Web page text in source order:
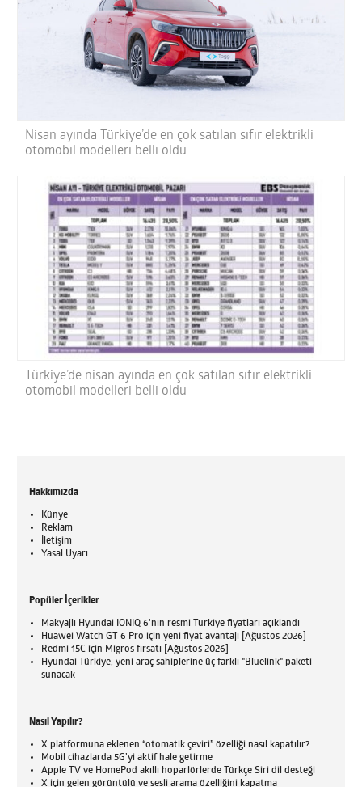
Nisan ayında Türkiye’de en çok satılan sıfır elektrikli
otomobil modelleri belli oldu
Türkiye’de nisan ayında en çok satılan sıfır elektrikli
otomobil modelleri belli oldu
Hakkımızda
Künye
Reklam
İletişim
Yasal Uyarı
Popüler İçerikler
Makyajlı Hyundai IONIQ 6'nın resmi Türkiye fiyatları açıklandı
Huawei Watch GT 6 Pro için yeni fiyat avantajı [Ağustos 2026]
Redmi 15C için Migros fırsatı [Ağustos 2026]
Hyundai Türkiye, yeni araç sahiplerine üç farklı "Bluelink" paketi
sunacak
Nasıl Yapılır?
X platformuna eklenen “otomatik çeviri” özelliği nasıl kapatılır?
Mobil cihazlarda 5G’yi aktif hale getirme
Apple TV ve HomePod akıllı hoparlörlerde Türkçe Siri dil desteği
X için gelen görüntülü ve sesli arama özelliğini kapatma